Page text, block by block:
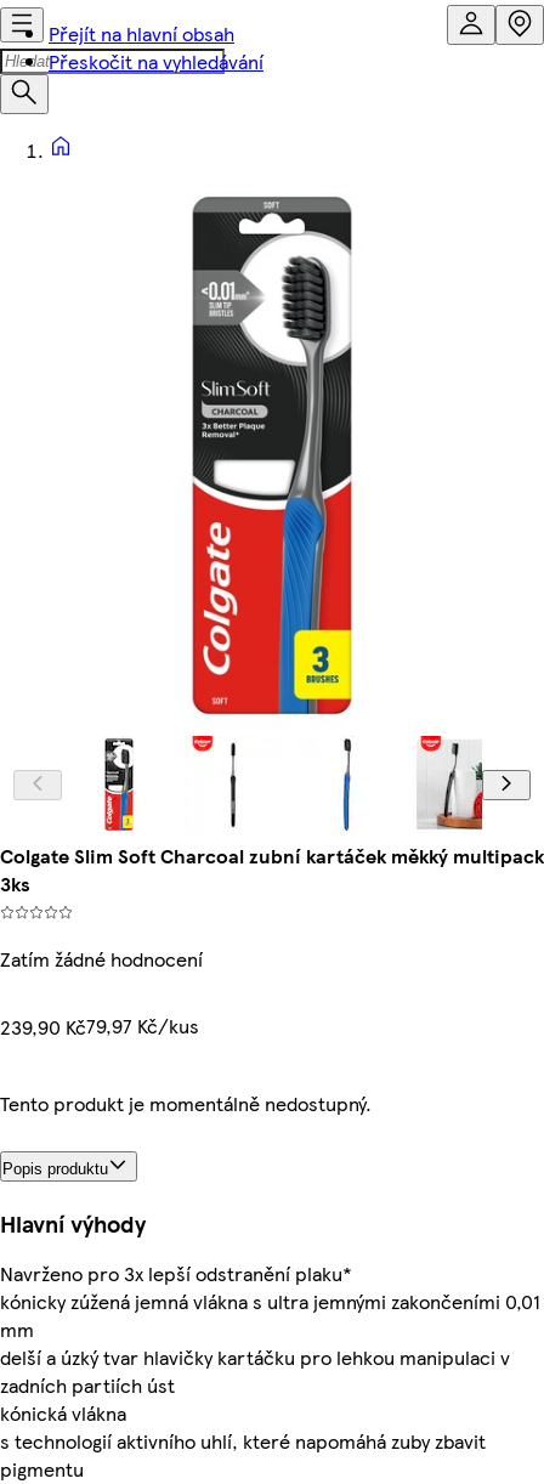
Přejít na hlavní obsah
Přeskočit na vyhledávání
Colgate Slim Soft Charcoal zubní kartáček měkký multipack
3ks
Zatím žádné hodnocení
239,90 Kč79,97 Kč/kus
Tento produkt je momentálně nedostupný.
Popis produktu
Hlavní výhody
Navrženo pro 3x lepší odstranění plaku*
kónicky zúžená jemná vlákna s ultra jemnými zakončeními 0,01
mm
delší a úzký tvar hlavičky kartáčku pro lehkou manipulaci v
zadních partiích úst
kónická vlákna
s technologií aktivního uhlí, které napomáhá zuby zbavit
pigmentu